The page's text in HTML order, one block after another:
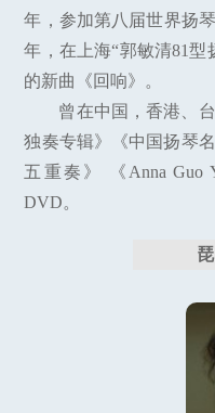
年，参加第八届世界扬
年，在上海“郭敏清81
的新曲《回响》。
曾在中国，香港、
独奏专辑》《中国扬琴
五重奏》 《Anna Guo
DVD。